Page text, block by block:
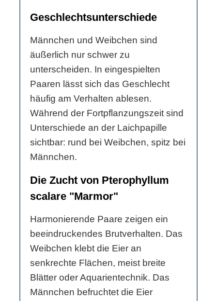
Geschlechtsunterschiede
Männchen und Weibchen sind
äußerlich nur schwer zu
unterscheiden. In eingespielten
Paaren lässt sich das Geschlecht
häufig am Verhalten ablesen.
Während der Fortpflanzungszeit sind
Unterschiede an der Laichpapille
sichtbar: rund bei Weibchen, spitz bei
Männchen.
Die Zucht von Pterophyllum
scalare "Marmor"
Harmonierende Paare zeigen ein
beeindruckendes Brutverhalten. Das
Weibchen klebt die Eier an
senkrechte Flächen, meist breite
Blätter oder Aquarientechnik. Das
Männchen befruchtet die Eier